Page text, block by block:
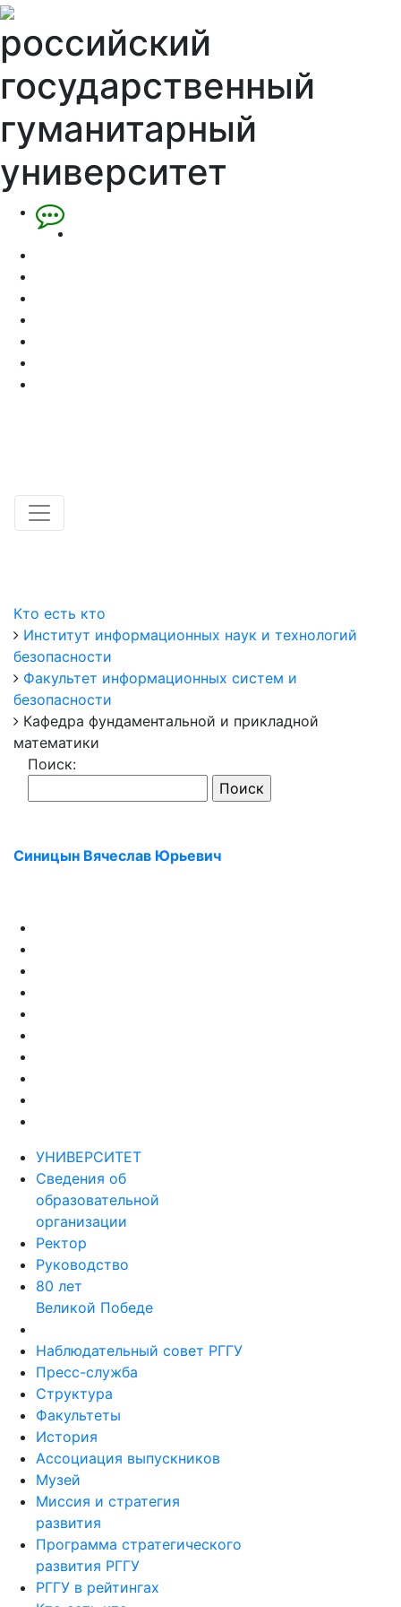
российский
государственный
гуманитарный
университет
Кто есть кто
Институт информационных наук и технологий
безопасности
Факультет информационных систем и
безопасности
Кафедра фундаментальной и прикладной
математики
Поиск:
Синицын Вячеслав Юрьевич
УНИВЕРСИТЕТ
Сведения об
образовательной
организации
Ректор
Руководство
80 лет
Великой Победе
Наблюдательный совет РГГУ
Пресс-служба
Структура
Факультеты
История
Ассоциация выпускников
Музей
Миссия и стратегия
развития
Программа стратегического
развития РГГУ
РГГУ в рейтингах